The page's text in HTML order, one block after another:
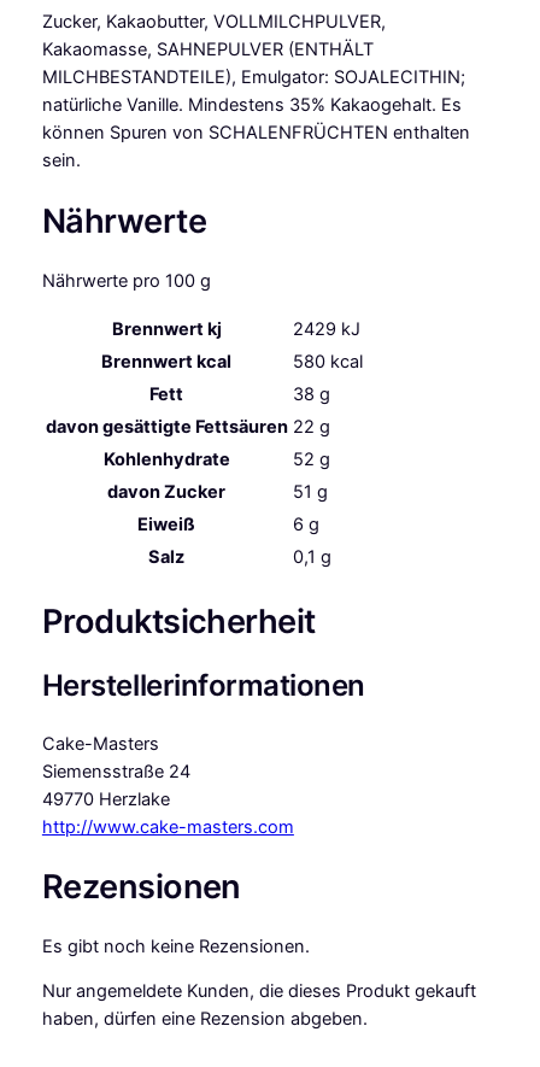
Zucker, Kakaobutter, VOLLMILCHPULVER,
Kakaomasse, SAHNEPULVER (ENTHÄLT
MILCHBESTANDTEILE), Emulgator: SOJALECITHIN;
natürliche Vanille. Mindestens 35% Kakaogehalt. Es
können Spuren von SCHALENFRÜCHTEN enthalten
sein.
Nährwerte
Nährwerte pro 100 g
Brennwert kj 2429 kJ
Brennwert kcal
580 kcal
Fett
38 g
davongesättigte Fettsäuren 22 g
Kohlenhydrate
52 g
davonZucker 51 g
Eiweiß
6 g
Salz
0,1 g
Produktsicherheit
Herstellerinformationen
Cake-Masters
Siemensstraße 24
49770 Herzlake
http://www.cake-masters.com
Rezensionen
Es gibt noch keine Rezensionen.
Nur angemeldete Kunden, die dieses Produkt gekauft
haben, dürfen eine Rezension abgeben.